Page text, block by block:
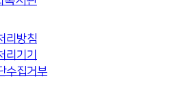
리방침
리기기
수집거부